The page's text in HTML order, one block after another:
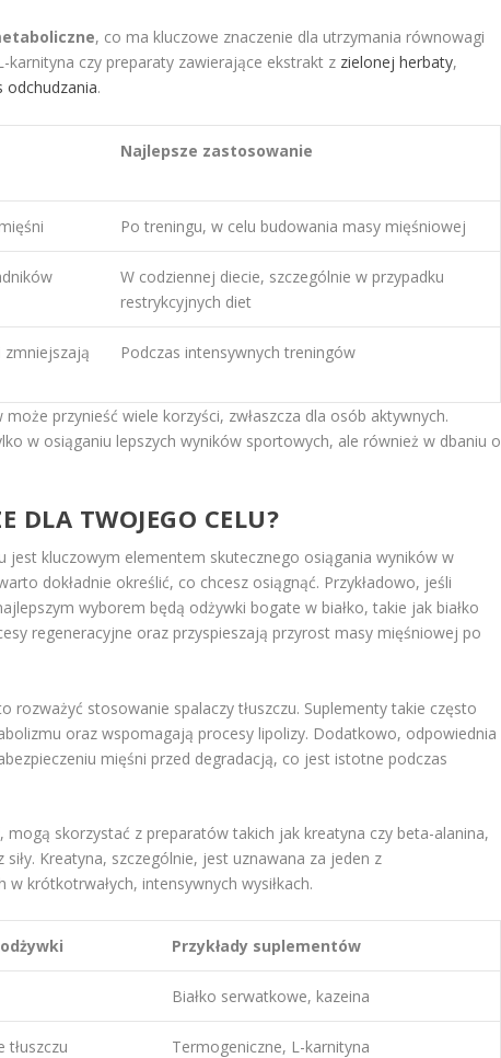
, co ma kluczowe znaczenie dla utrzymania równowagi
czy preparaty zawierające ekstrakt z zielonej herbaty,
odchudzania.
Najlepsze zastosowanie
Po treningu, w celu budowania masy mięśniowej
W codziennej diecie, szczególnie w przypadku
restrykcyjnych diet
zmniejszają
Podczas intensywnych treningów
przynieść wiele korzyści, zwłaszcza dla osób aktywnych.
w osiąganiu lepszych wyników sportowych, ale również w dbaniu o
DLA TWOJEGO CELU?
kluczowym elementem skutecznego osiągania wyników w
dokładnie określić, co chcesz osiągnąć. Przykładowo, jeśli
wyborem będą odżywki bogate w białko, takie jak białko
regeneracyjne oraz przyspieszają przyrost masy mięśniowej po
rozważyć stosowanie spalaczy tłuszczu. Suplementy takie często
oraz wspomagają procesy lipolizy. Dodatkowo, odpowiednia
mięśni przed degradacją, co jest istotne podczas
, mogą skorzystać z preparatów takich jak kreatyna czy beta-alanina,
Kreatyna, szczególnie, jest uznawana za jeden z
krótkotrwałych, intensywnych wysiłkach.
Przykłady suplementów
Białko serwatkowe, kazeina
tłuszczu Termogeniczne, L-karnityna